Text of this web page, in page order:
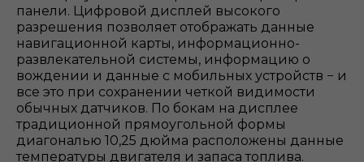
панели. Цифровой дисплей высокого
разрешения позволяет отображать данные
навигационной карты, информационно-
развлекательной системы, информацию о
вождении и данные с мобильных устройств − и
все это при сохранении четкой видимости
обычных датчиков. По бокам на дисплее
традиционной прямоугольной формы
диагональю 10,25 дюйма расположены данные
температуры двигателя и запаса топлива.